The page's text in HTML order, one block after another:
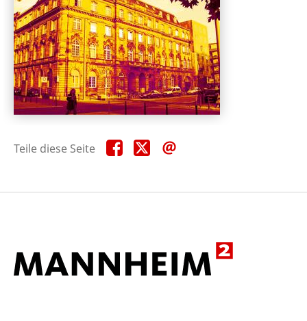
Teile diese Seite Teile
diese
Teile
diese